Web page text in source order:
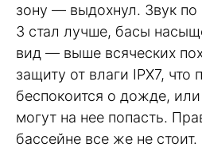
зону — выдохнул. Звук по
3 стал лучше, басы
вид — выше всяческих
защиту от влаги IPX7, что
беспокоится о дожде,
могут на нее попасть.
бассейне все же не стоит.